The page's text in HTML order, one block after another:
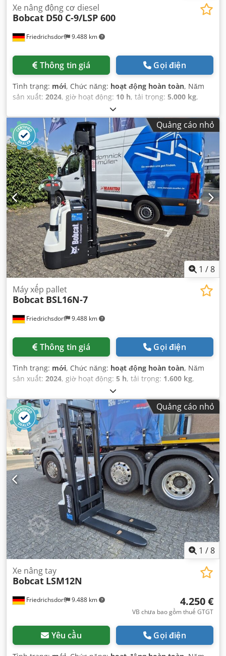
Friedrichsdorf 9.488 km
Xe nâng động cơ diesel
Bobcat D50 C-9/LSP 600
Thông tin giá Gọi điện
Tình trạng: mới, Chức năng: hoạt động hoàn toàn, Năm
sản xuất: 2024, giờ hoạt động: 10 h, tải trọng: 5.000 kg,
, nâng tự do:
nhiên liệu:diesel, loại cột:triplex, chiều cao xây dựng:
2.470 mm , công suất:55 kW (74,78 mã lực), chiều rộng giá
đỡ càng nâng:
1.300 mm, chiều dài càng:1.200 mm
, trọng
lượng không tải:6.930 kg, tổng chiều dài:3.300 mm, loại
truyền động:Diesel, chiều rộng xây dựng:1.455 mm,
Quảng cáo nhỏ
1 /8
Friedrichsdorf 9.488 km
Máy xếp pallet
Bobcat BSL16N-7
Thông tin giá Gọi điện
Tình trạng: mới, Chức năng: hoạt động hoàn toàn, Năm
sản xuất: 2024, giờ hoạt động: 5 h, tải trọng: 1.600 kg,
, nâng tự do:
nhiên liệu:điện, loại cột:triplex, chiều cao xây dựng:2.008
mm, chiều dài càng:1.150 mm
, trọng lượng không tải:
1.340 kg, tổng chiều dài:1.964 mm
, loại truyền động:
Elektro, chiều rộng xây dựng:820 mm,
Quảng cáo nhỏ
1 /8
Friedrichsdorf 9.488 km
Xe nâng tay
Bobcat LSM12N
4.250 €
VB chưa bao gồm thuế GTGT
Yêu cầu Gọi điện